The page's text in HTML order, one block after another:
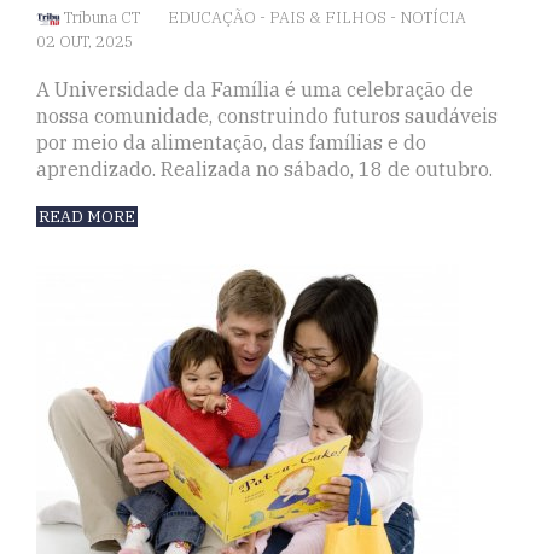
Tribuna CT EDUCAÇÃO - PAIS & FILHOS - NOTÍCIA
02 OUT, 2025
A Universidade da Família é uma celebração de
nossa comunidade, construindo futuros saudáveis
por meio da alimentação, das famílias e do
aprendizado. Realizada no sábado, 18 de outubro.
READ MORE